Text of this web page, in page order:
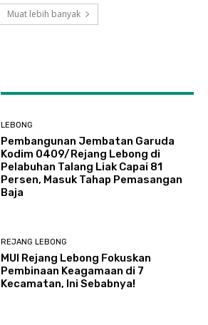
Muat lebih banyak
LEBONG
Pembangunan Jembatan Garuda
Kodim 0409/Rejang Lebong di
Pelabuhan Talang Liak Capai 81
Persen, Masuk Tahap Pemasangan
Baja
REJANG LEBONG
MUI Rejang Lebong Fokuskan
Pembinaan Keagamaan di 7
Kecamatan, Ini Sebabnya!